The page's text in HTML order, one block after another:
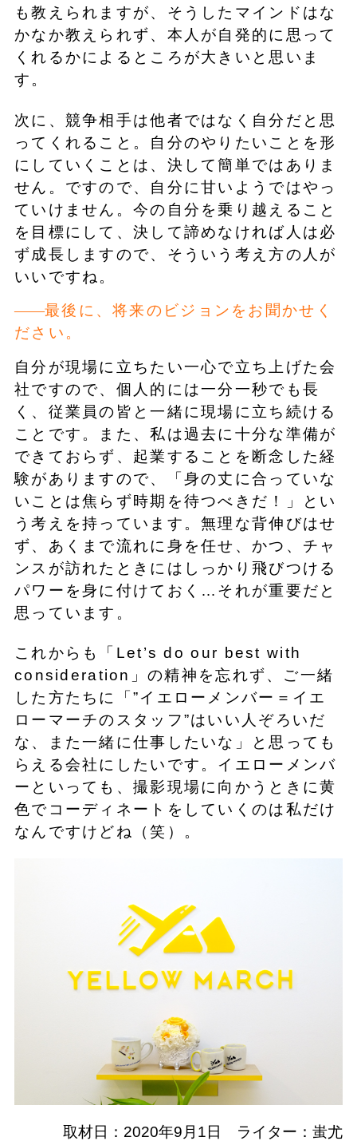
も教えられますが、そうしたマインドはな
かなか教えられず、本人が自発的に思って
くれるかによるところが大きいと思いま
す。
次に、競争相手は他者ではなく自分だと思
ってくれること。自分のやりたいことを形
にしていくことは、決して簡単ではありま
せん。ですので、自分に甘いようではやっ
ていけません。今の自分を乗り越えること
を目標にして、決して諦めなければ人は必
ず成長しますので、そういう考え方の人が
いいですね。
最後に、将来のビジョンをお聞かせく
ださい。
自分が現場に立ちたい一心で立ち上げた会
社ですので、個人的には一分一秒でも長
く、従業員の皆と一緒に現場に立ち続ける
ことです。また、私は過去に十分な準備が
できておらず、起業することを断念した経
験がありますので、「身の丈に合っていな
いことは焦らず時期を待つべきだ！」とい
う考えを持っています。無理な背伸びはせ
ず、あくまで流れに身を任せ、かつ、チャ
ンスが訪れたときにはしっかり飛びつける
パワーを身に付けておく…それが重要だと
思っています。
これからも「Let’s do our best with
consideration」の精神を忘れず、ご一緒
した方たちに「”イエローメンバー＝イエ
ローマーチのスタッフ”はいい人ぞろいだ
な、また一緒に仕事したいな」と思っても
らえる会社にしたいです。イエローメンバ
ーといっても、撮影現場に向かうときに黄
色でコーディネートをしていくのは私だけ
なんですけどね（笑）。
取材日：2020年9月1日 ライター：蚩尤